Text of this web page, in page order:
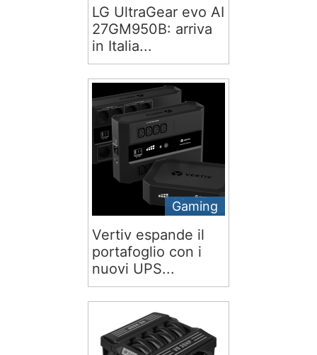
LG UltraGear evo AI
27GM950B: arriva
in Italia...
Gaming
Vertiv espande il
portafoglio con i
nuovi UPS...